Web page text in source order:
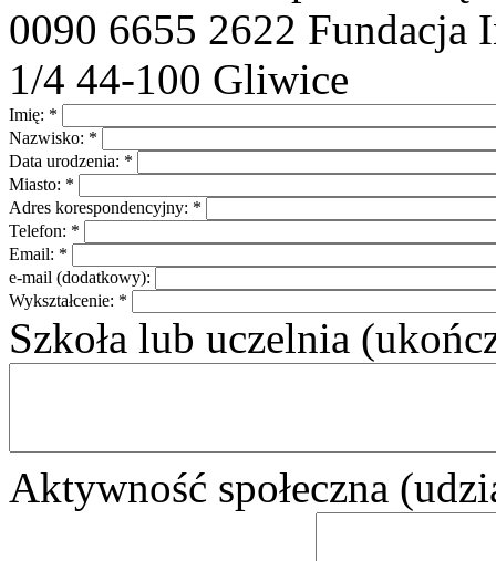
0090 6655 2622 Fundacja
1/4 44-100 Gliwice
Imię: *
Nazwisko: *
Data urodzenia: *
Miasto: *
Adres korespondencyjny: *
Telefon: *
Email: *
e-mail (dodatkowy):
Wykształcenie: *
Szkoła lub uczelnia
Aktywność społeczna